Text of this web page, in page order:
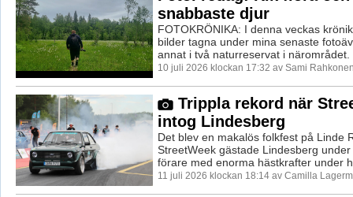
snabbaste djur
FOTOKRÖNIKA: I denna veckas
bilder tagna under mina senaste
annat i två naturreservat i närområdet.
10 juli 2026 klockan 17:32 av Sami
Trippla rekord när
intog Lindesberg
Det blev en makalös folkfest på Linde
StreetWeek gästade Lindesberg
förare med enorma hästkrafter under
11 juli 2026 klockan 18:14 av Camilla